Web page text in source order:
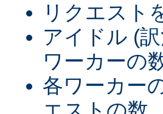
リクエスト
アイドル (
ワーカーの
各ワーカー